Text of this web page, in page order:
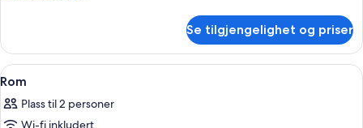
Se tilgjengelighet og priser
Åpne
alle
bildene
Sengetøy av topp kvalitet, minibar,
6
Rom
Plass til 2 personer
Wi-fi inkludert